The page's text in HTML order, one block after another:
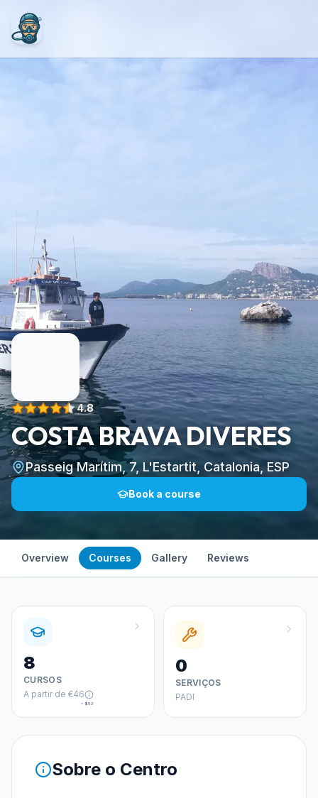
4.8
COSTA BRAVA DIVERES
Passeig Marítim, 7, L'Estartit, Catalonia, ESP
Book a course
Overview Courses Gallery Reviews
8
CURSOS
A partir de €46
≈ $53
0
SERVIÇOS
PADI
Sobre o Centro